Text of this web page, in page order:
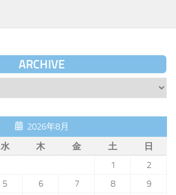
ARCHIVE
2026年8月
水 木 金 土
日
1
2
5 6 7 8
9